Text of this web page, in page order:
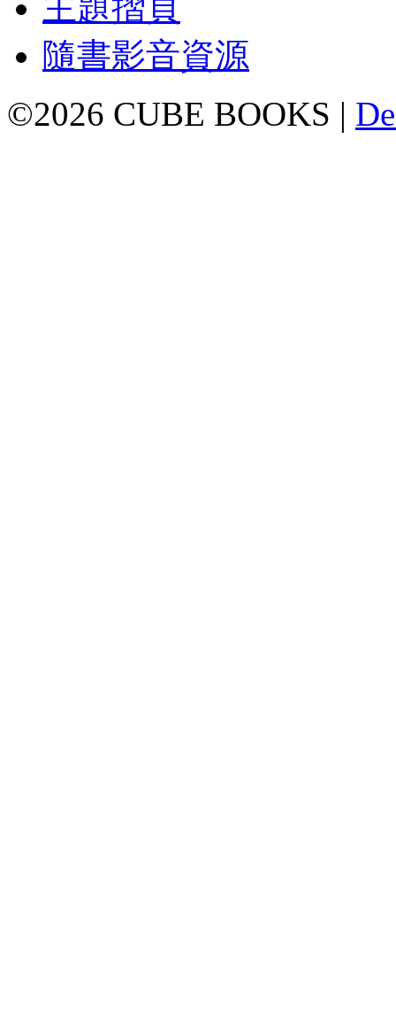
主題摺頁
隨書影音資源
©2026 CUBE BOOKS |